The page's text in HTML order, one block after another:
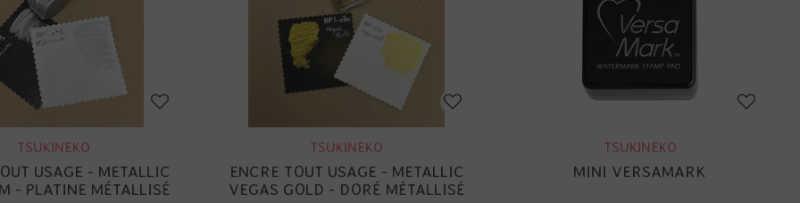
TSUKINEKO
USAGE - METALLIC
- PLATINE MÉTALLISÉ
TSUKINEKO
ENCRE TOUT USAGE - METALLIC
VEGAS GOLD - DORÉ MÉTALLISÉ
TSUKINEKO
MINI VERSAMARK